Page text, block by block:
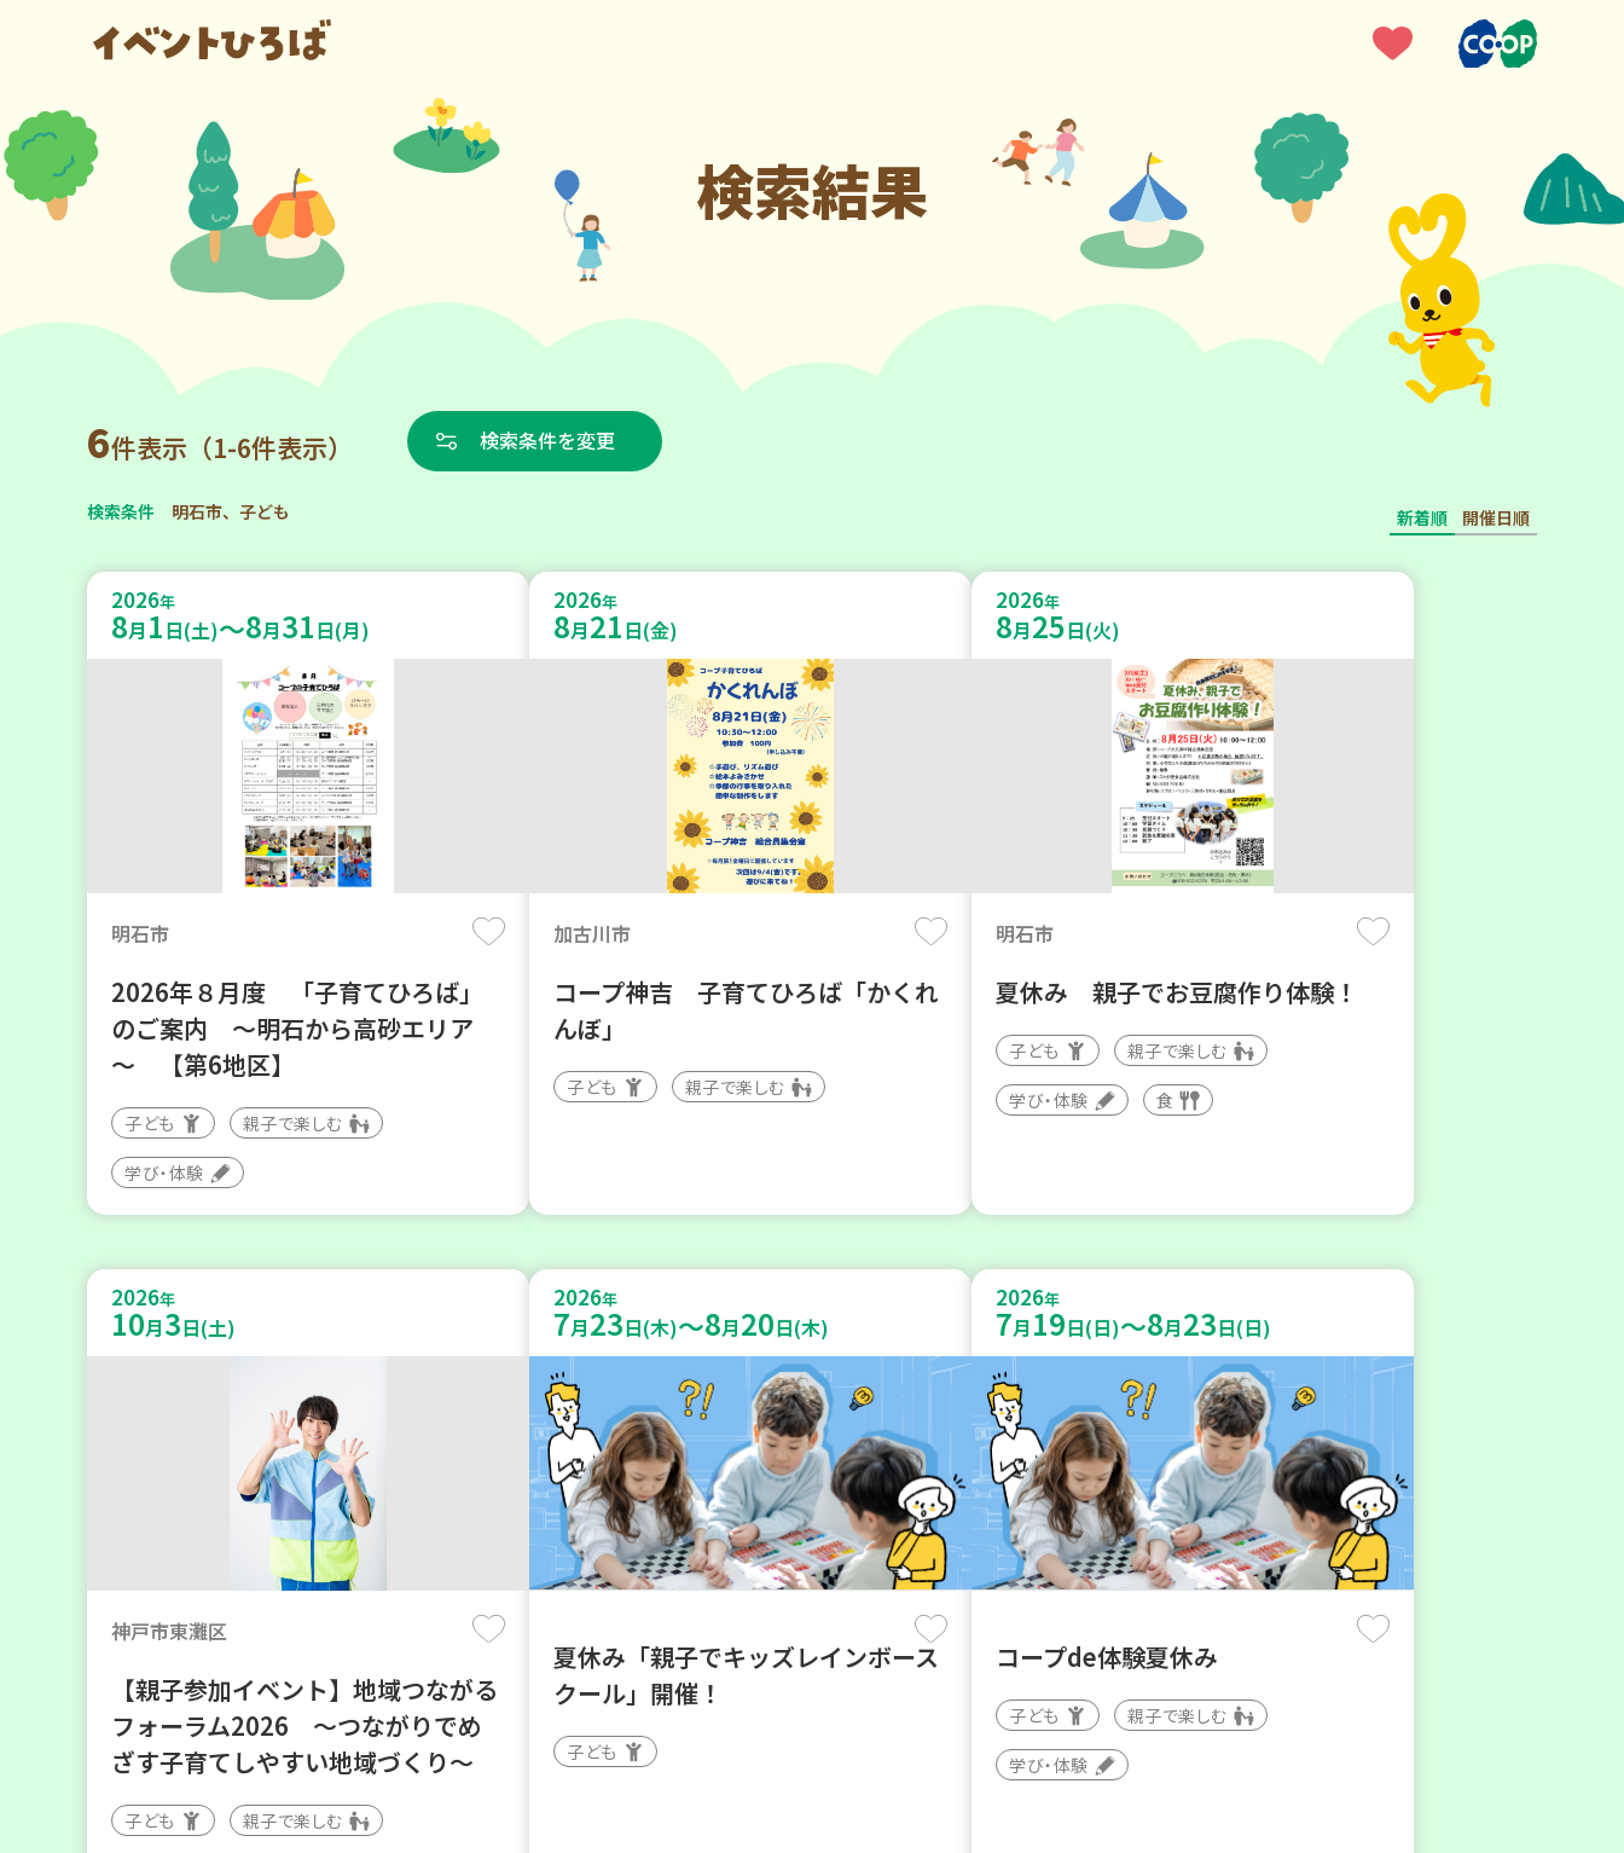
検索結果
6件表示（1-6件表示） 検索条件を変更
検索条件 明石市、子ども 新着順 開催日順
2026年
8月 1日(土)～8月31日(月)
明石市
2026年８月度 「子育てひろば」
のご案内 ～明石から高砂エリア
～ 【第6地区】
子ども 親子で楽しむ
学び・体験
2026年
8月21日(金)
加古川市
コープ神吉 子育てひろば「かくれ
んぼ」
子ども 親子で楽しむ
2026年
8月25日(火)
明石市
夏休み 親子でお豆腐作り体験！
子ども 親子で楽しむ
学び・体験 食
2026年
10月3日(土)
神戸市東灘区
【親子参加イベント】地域つながる
フォーラム2026 ～つながりでめ
ざす子育てしやすい地域づくり～
子ども 親子で楽しむ
2026年
7月23日(木)～8月20日(木)
夏休み「親子でキッズレインボース
クール」開催！
子ども
2026年
7月 19日(日)～8月23日(日)
コープde体験夏休み
子ども 親子で楽しむ
学び・体験